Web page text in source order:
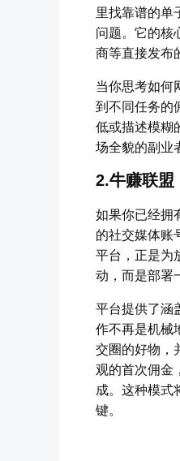
里找靠谱的单
问题。它的核
商等直接发布
当你思考如何
到不同任务的
低或描述模糊
场全貌的副业
2.牛赚联盟
如果你已经拥
的社交媒体账
平台，正是为
动，而是部署
平台提供了涵
作不再是机械
交圈的好物，
观的首次佣金
成。这种模式
键。